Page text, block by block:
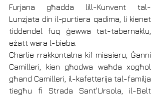
Furjana għadda lill-Kunvent tal-
Lunzjata din il-purtiera qadima, li kienet
tiddendel fuq ġewwa tat-tabernaklu,
eżatt wara l-bieba.
Charlie rrakkontalna kif missieru, Ġanni
Camilleri, kien għodwa waħda xogħol
għand Camilleri, il-kafetterija tal-familja
tiegħu fi Strada Sant'Ursola, il-Belt